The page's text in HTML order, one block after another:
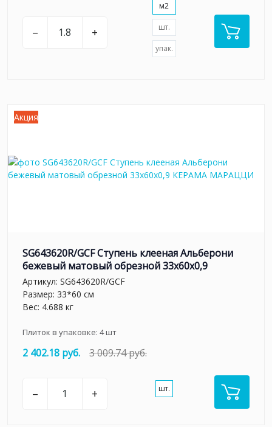
– +
м2
шт.
упак.
Акция
SG643620R/GCF Ступень клееная Альберони
бежевый матовый обрезной 33x60x0,9
Артикул: SG643620R/GCF
Размер: 33*60 см
Вес: 4.688 кг
Плиток в упаковке: 4шт
2 402.18 руб. 3 009.74 руб.
– + шт.